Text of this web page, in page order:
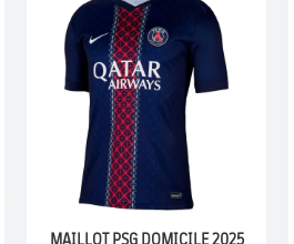
MAILLOT PSG DOMICILE 2025